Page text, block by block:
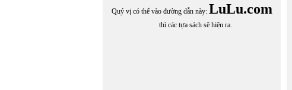
Quý vị có thể vào đường dẫn này: LuLu.com
thì các tựa sách sẽ hiện ra.